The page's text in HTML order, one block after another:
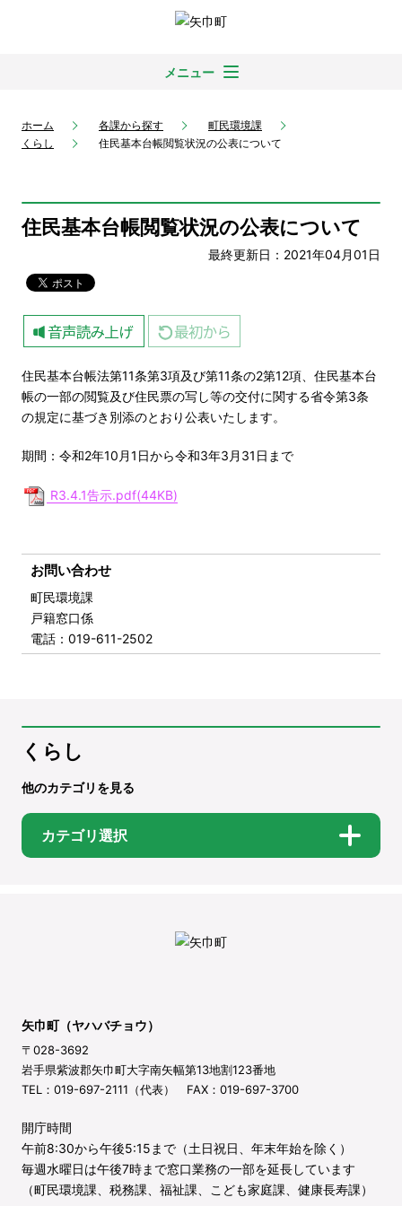
メニュー
ホーム 各課から探す
町民環境課
くらし
住民基本台帳閲覧状況の公表について
住民基本台帳閲覧状況の公表について
最終更新日：2021年04月01日
住民基本台帳法第11条第3項及び第11条の2第12項、住民基本台
帳の一部の閲覧及び住民票の写し等の交付に関する省令第3条
の規定に基づき別添のとおり公表いたします。
期間：令和2年10月1日から令和3年3月31日まで
R3.4.1告示.pdf(44KB)
お問い合わせ
町民環境課
戸籍窓口係
電話 ：019-611-2502
くらし
他のカテゴリを見る
カテゴリ選択
矢巾町（ヤハバチョウ）
〒028-3692
岩手県紫波郡矢巾町大字南矢幅第13地割123番地
TEL：019-697-2111（代表） FAX：019-697-3700
開庁時間
午前8:30から午後5:15まで（土日祝日、年末年始を除く）
毎週水曜日は午後7時まで窓口業務の一部を延長しています
（町民環境課、税務課、福祉課、こども家庭課、健康長寿課）